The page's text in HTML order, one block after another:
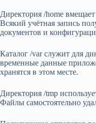
Директория /home
Всякий учётная запись
документов и
Каталог /var служит для
временные данные
хранятся в этом месте.
Директория /tmp
Файлы самостоятельно